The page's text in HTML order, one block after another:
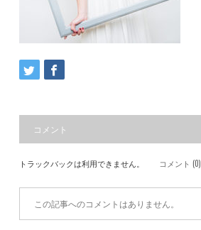
コメント
トラックバックは利用できません。 コメント (0)
この記事へのコメントはありません。